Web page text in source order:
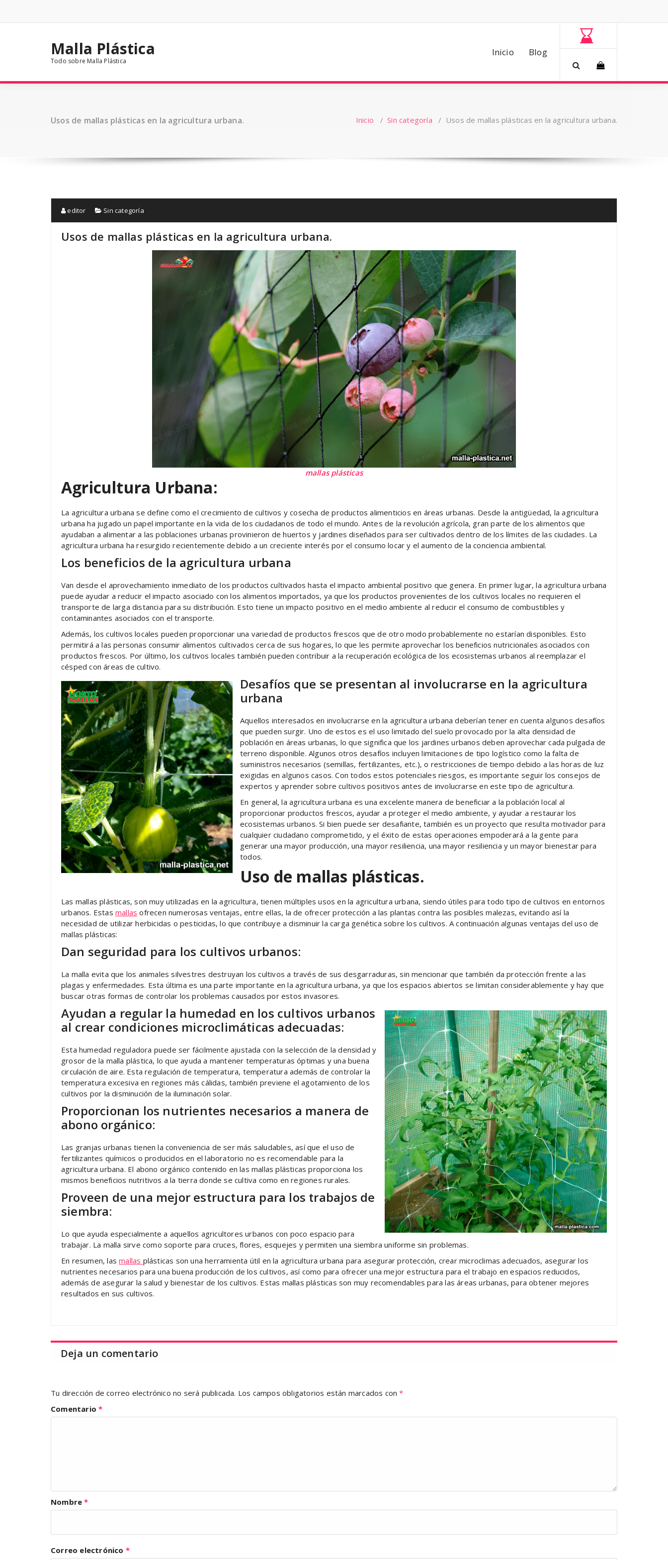
contenido
Malla Plástica
Todo sobre Malla Plástica
Inicio Blog
Usos de mallas plásticas en la agricultura urbana. Inicio /Sin categoría / Usos de mallas plásticas en la agricultura urbana.
editor Sin categoría
Usos de mallas plásticas en la agricultura urbana.
mallas plásticas
Agricultura Urbana:
La agricultura urbana se define como el crecimiento de cultivos y cosecha de productos alimenticios en áreas urbanas. Desde la antigüedad, la agricultura
urbana ha jugado un papel importante en la vida de los ciudadanos de todo el mundo. Antes de la revolución agrícola, gran parte de los alimentos que
ayudaban a alimentar a las poblaciones urbanas provinieron de huertos y jardines diseñados para ser cultivados dentro de los límites de las ciudades. La
agricultura urbana ha resurgido recientemente debido a un creciente interés por el consumo locar y el aumento de la conciencia ambiental.
Los beneficios de la agricultura urbana
Van desde el aprovechamiento inmediato de los productos cultivados hasta el impacto ambiental positivo que genera. En primer lugar, la agricultura urbana
puede ayudar a reducir el impacto asociado con los alimentos importados, ya que los productos provenientes de los cultivos locales no requieren el
transporte de larga distancia para su distribución. Esto tiene un impacto positivo en el medio ambiente al reducir el consumo de combustibles y
contaminantes asociados con el transporte.
Además, los cultivos locales pueden proporcionar una variedad de productos frescos que de otro modo probablemente no estarían disponibles. Esto
permitirá a las personas consumir alimentos cultivados cerca de sus hogares, lo que les permite aprovechar los beneficios nutricionales asociados con
productos frescos. Por último, los cultivos locales también pueden contribuir a la recuperación ecológica de los ecosistemas urbanos al reemplazar el
césped con áreas de cultivo.
Desafíos que se presentan al involucrarse en la agricultura
urbana
Aquellos interesados en involucrarse en la agricultura urbana deberían tener en cuenta algunos desafíos
que pueden surgir. Uno de estos es el uso limitado del suelo provocado por la alta densidad de
población en áreas urbanas, lo que significa que los jardines urbanos deben aprovechar cada pulgada de
terreno disponible. Algunos otros desafíos incluyen limitaciones de tipo logístico como la falta de
suministros necesarios (semillas, fertilizantes, etc.), o restricciones de tiempo debido a las horas de luz
exigidas en algunos casos. Con todos estos potenciales riesgos, es importante seguir los consejos de
expertos y aprender sobre cultivos positivos antes de involucrarse en este tipo de agricultura.
En general, la agricultura urbana es una excelente manera de beneficiar a la población local al
proporcionar productos frescos, ayudar a proteger el medio ambiente, y ayudar a restaurar los
ecosistemas urbanos. Si bien puede ser desafiante, también es un proyecto que resulta motivador para
cualquier ciudadano comprometido, y el éxito de estas operaciones empoderará a la gente para
generar una mayor producción, una mayor resiliencia, una mayor resiliencia y un mayor bienestar para
todos.
Uso de mallas plásticas.
Las mallas plásticas, son muy utilizadas en la agricultura, tienen múltiples usos en la agricultura urbana, siendo útiles para todo tipo de cultivos en entornos
urbanos. Estas mallas ofrecen numerosas ventajas, entre ellas, la de ofrecer protección a las plantas contra las posibles malezas, evitando así la
necesidad de utilizar herbicidas o pesticidas, lo que contribuye a disminuir la carga genética sobre los cultivos. A continuación algunas ventajas del uso de
mallas plásticas:
Dan seguridad para los cultivos urbanos:
La malla evita que los animales silvestres destruyan los cultivos a través de sus desgarraduras, sin mencionar que también da protección frente a las
plagas y enfermedades. Esta última es una parte importante en la agricultura urbana, ya que los espacios abiertos se limitan considerablemente y hay que
buscar otras formas de controlar los problemas causados por estos invasores.
Ayudan a regular la humedad en los cultivos urbanos
al crear condiciones microclimáticas adecuadas:
Esta humedad reguladora puede ser fácilmente ajustada con la selección de la densidad y
grosor de la malla plástica, lo que ayuda a mantener temperaturas óptimas y una buena
circulación de aire. Esta regulación de temperatura, temperatura además de controlar la
temperatura excesiva en regiones más cálidas, también previene el agotamiento de los
cultivos por la disminución de la iluminación solar.
Proporcionan los nutrientes necesarios a manera de
abono orgánico:
Las granjas urbanas tienen la conveniencia de ser más saludables, así que el uso de
fertilizantes químicos o producidos en el laboratorio no es recomendable para la
agricultura urbana. El abono orgánico contenido en las mallas plásticas proporciona los
mismos beneficios nutritivos a la tierra donde se cultiva como en regiones rurales.
Proveen de una mejor estructura para los trabajos de
siembra:
Lo que ayuda especialmente a aquellos agricultores urbanos con poco espacio para
trabajar. La malla sirve como soporte para cruces, flores, esquejes y permiten una siembra uniforme sin problemas.
En resumen, lasmallas plásticas son una herramienta útil en la agricultura urbana para asegurar protección, crear microclimas adecuados, asegurar los
nutrientes necesarios para una buena producción de los cultivos, así como para ofrecer una mejor estructura para el trabajo en espacios reducidos,
además de asegurar la salud y bienestar de los cultivos. Estas mallas plásticas son muy recomendables para las áreas urbanas, para obtener mejores
resultados en sus cultivos.
Deja un comentario
Tu dirección de correo electrónico no será publicada. Los campos obligatorios están marcados con*
Comentario*
Nombre*
Correo electrónico *